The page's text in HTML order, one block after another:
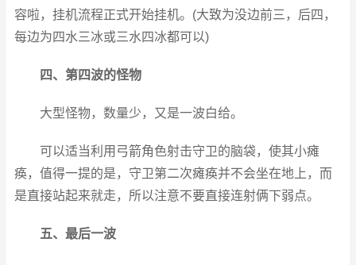
容啦，挂机流程正式开始挂机。(大致为没边前三，后四，
每边为四水三冰或三水四冰都可以)
四、第四波的怪物
大型怪物，数量少，又是一波白给。
可以适当利用弓箭角色射击守卫的脑袋，使其小瘫
痪，值得一提的是，守卫第二次瘫痪并不会坐在地上，而
是直接站起来就走，所以注意不要直接连射俩下弱点。
五、最后一波